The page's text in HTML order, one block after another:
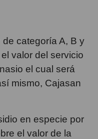
categoría A, B y
valor del servicio
el cual será
mismo, Cajasan
en especie por
el valor de la